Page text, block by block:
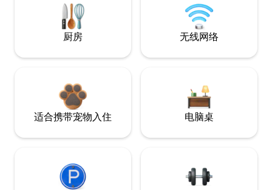
厨房 无线网络
适合携带宠物入住 电脑桌